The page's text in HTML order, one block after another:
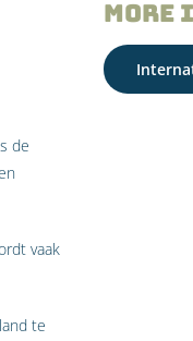
de
vaak
te